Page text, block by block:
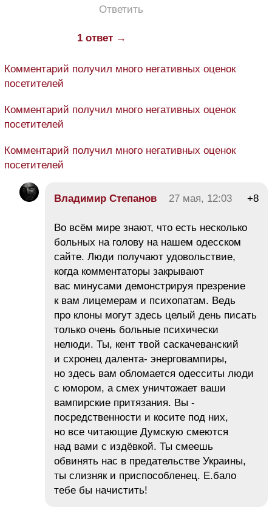
Ответить
1 ответ →
Комментарий получил много негативных оценок
посетителей
Комментарий получил много негативных оценок
посетителей
Комментарий получил много негативных оценок
посетителей
Владимир Степанов 27 мая, 12:03 +8
Во всём мире знают, что есть несколько
больных на голову на нашем одесском
сайте. Люди получают удовольствие,
когда комментаторы закрывают
вас минусами демонстрируя презрение
к вам лицемерам и психопатам. Ведь
про клоны могут здесь целый день писать
только очень больные психически
нелюди. Ты, кент твой саскачеванский
и схронец далента- энерговампиры,
но здесь вам обломается одесситы люди
с юмором, а смех уничтожает ваши
вампирские притязания. Вы -
посредственности и косите под них,
но все читающие Думскую смеются
над вами с издёвкой. Ты смеешь
обвинять нас в предательстве Украины,
ты слизняк и приспособленец. Е.бало
тебе бы начистить!